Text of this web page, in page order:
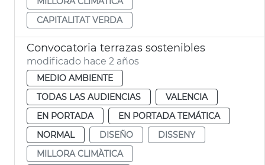
CAPITALITAT VERDA
Convocatoria terrazas sostenibles
modificado hace 2 años
MEDIO AMBIENTE
TODAS LAS AUDIENCIAS
VALENCIA
EN PORTADA
EN PORTADA TEMÁTICA
NORMAL
DISEÑO
DISSENY
MILLORA CLIMÀTICA